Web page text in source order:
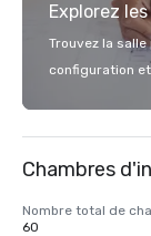
Explorez
Trouvez la
configuration
Chambres
Nombre total de
60